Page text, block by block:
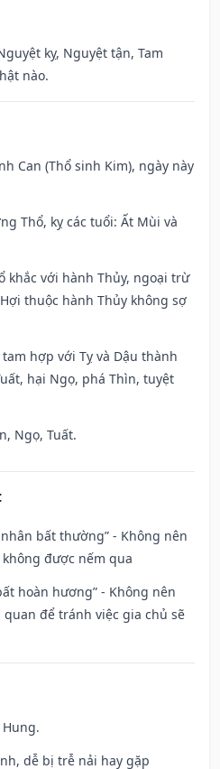
kỵ, Nguyệt tận, Tam
nào.
Can (Thổ sinh Kim), ngày này
Thổ, kỵ các tuổi: Ất Mùi và
khắc với hành Thủy, ngoại trừ
thuộc hành Thủy không sợ
hợp với Tỵ và Dậu thành
hại Ngọ, phá Thìn, tuyệt
Ngọ, Tuất.
bất thường” - Không nên
được nếm qua
hoàn hương” - Không nên
để tránh việc gia chủ sẽ
dễ bị trễ nải hay gặp